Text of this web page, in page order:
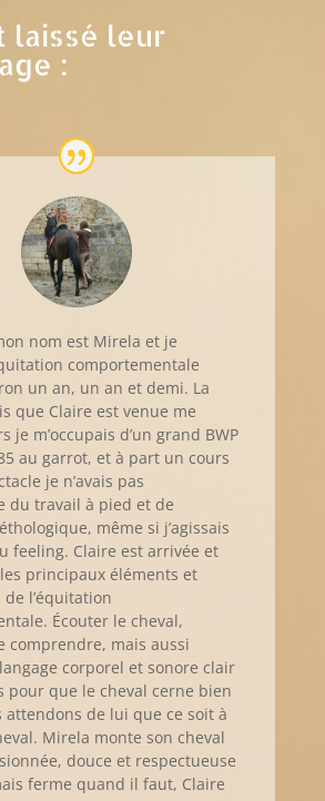
laissé leur
:
nom est Mirela et je
comportementale
un an, un an et demi. La
que Claire est venue me
je m’occupais d’un grand BWP
au garrot, et à part un cours
je n’avais pas
du travail à pied et de
même si j’agissais
feeling. Claire est arrivée et
les principaux éléments et
l’équitation
Écouter le cheval,
comprendre, mais aussi
corporel et sonore clair
pour que le cheval cerne bien
attendons de lui que ce soit à
Mirela monte son cheval
douce et respectueuse
ferme quand il faut, Claire